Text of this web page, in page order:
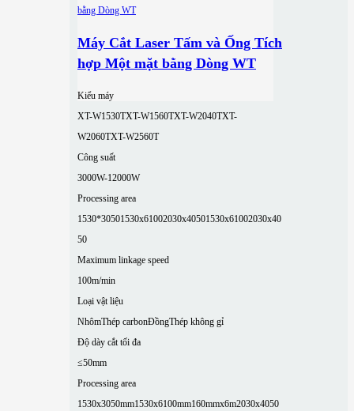
Máy Cắt Laser Tấm và Ống Tích
hợp Một mặt bằng Dòng WT
Kiểu máy
XT-W1530TXT-W1560TXT-W2040TXT-
W2060TXT-W2560T
Công suất
3000W-12000W
Processing area
1530*30501530x61002030x40501530x61002030x40
50
Maximum linkage speed
100m/min
Loại vật liệu
NhômThép carbonĐồngThép không gỉ
Độ dày cắt tối đa
≤50mm
Processing area
1530x3050mm1530x6100mm160mmx6m2030x4050